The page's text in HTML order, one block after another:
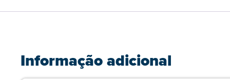
Informação adicional